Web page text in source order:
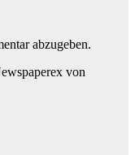
abzugeben.
von